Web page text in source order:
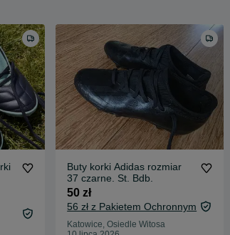
Buty korki Adidas rozmiar
37 czarne. St. Bdb.
50 zł
56 zł z Pakietem Ochronnym
Katowice, Osiedle Witosa